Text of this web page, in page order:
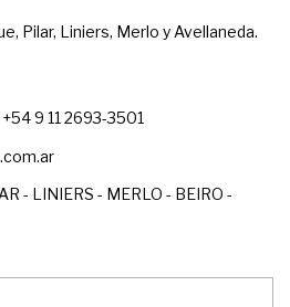
Pilar, Liniers, Merlo y Avellaneda.
9 11 2693-3501
- LINIERS - MERLO - BEIRO -